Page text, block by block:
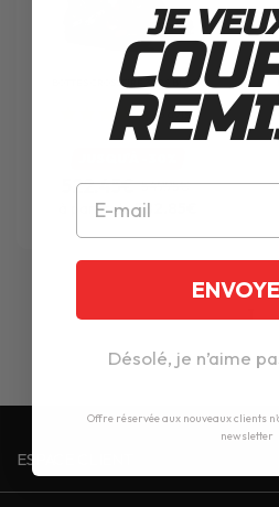
CROSSFIRE 3 SRS BLACK
3 avis
522.45€ 549.95€
à partir de382.85€
1
ESPACE CLIENT
JE
Désolé, je n’aime
Offre réservée aux nouveaux clients
newsletter